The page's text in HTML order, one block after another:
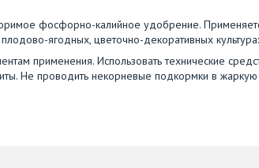
фосфорно-калийное удобрение.
ягодных, цветочно-декоративных
применения. Использовать технические
Не проводить некорневые подкормки в жаркую